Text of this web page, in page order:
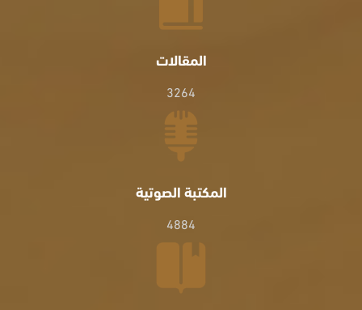
المقالات
3264
المكتبة الصوتية
4884